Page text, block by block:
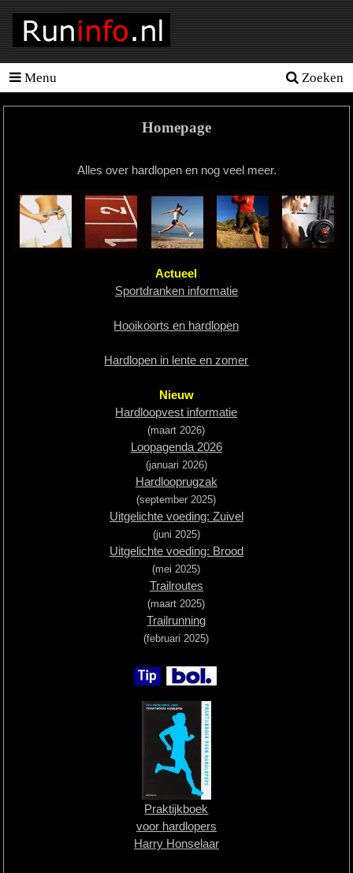
Menu Zoeken
Homepage
Hardloopschema's
Hardloopblessures
Hartslagmeter
Homepage
Alles over hardlopen en nog veel meer.
Actueel
Sportdranken informatie
Hooikoorts en hardlopen
Hardlopen in lente en zomer
Nieuw
Hardloopvest informatie
(maart 2026)
Loopagenda 2026
(januari 2026)
Hardlooprugzak
(september 2025)
Uitgelichte voeding: Zuivel
(juni 2025)
Uitgelichte voeding: Brood
(mei 2025)
Trailroutes
(maart 2025)
Trailrunning
(februari 2025)
Praktijkboek
voor hardlopers
Harry Honselaar